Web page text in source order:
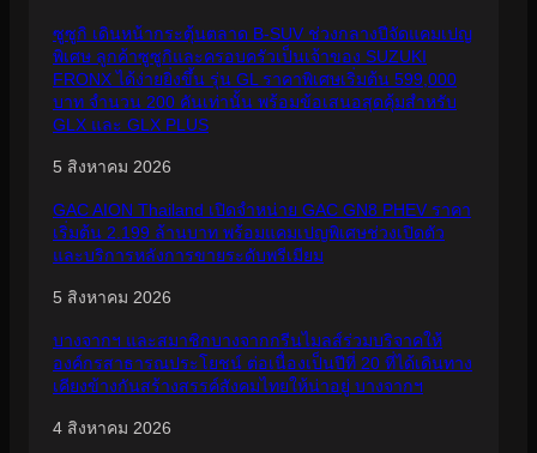
ซูซูกิ เดินหน้ากระตุ้นตลาด B-SUV ช่วงกลางปีจัดแคมเปญ
พิเศษ ลูกค้าซูซูกิและครอบครัวเป็นเจ้าของ SUZUKI
FRONX ได้ง่ายยิ่งขึ้น รุ่น GL ราคาพิเศษเริ่มต้น 599,000
บาท จำนวน 200 คันเท่านั้น พร้อมข้อเสนอสุดคุ้มสำหรับ
GLX และ GLX PLUS
5 สิงหาคม 2026
GAC AION Thailand เปิดจำหน่าย GAC GN8 PHEV ราคา
เริ่มต้น 2.199 ล้านบาท พร้อมแคมเปญพิเศษช่วงเปิดตัว
และบริการหลังการขายระดับพรีเมียม
5 สิงหาคม 2026
บางจากฯ และสมาชิกบางจากกรีนไมลส์ร่วมบริจาคให้
องค์กรสาธารณประโยชน์ ต่อเนื่องเป็นปีที่ 20 ที่ได้เดินทาง
เคียงข้างกันสร้างสรรค์สังคมไทยให้น่าอยู่ บางจากฯ
4 สิงหาคม 2026